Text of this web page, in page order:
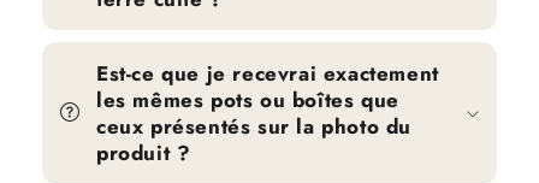
Est-ce que je recevrai exactement
les mêmes pots ou boîtes que
ceux présentés sur la photo du
produit ?